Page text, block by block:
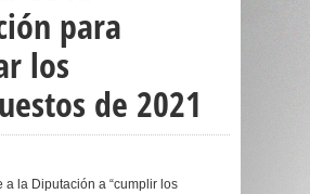
para
los
de 2021
a la Diputación a “cumplir los